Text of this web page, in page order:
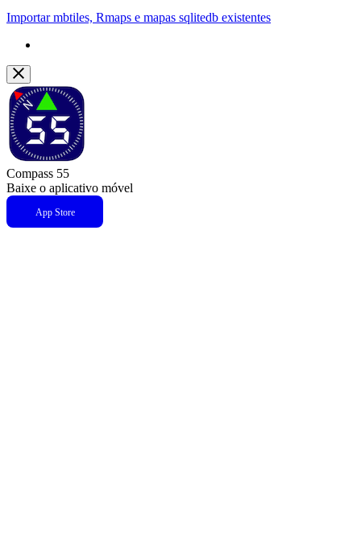
Importar mbtiles, Rmaps e mapas sqlitedb existentes
Compass 55
Baixe o aplicativo móvel
App Store